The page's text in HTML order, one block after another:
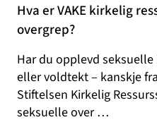
Hva er VAKE kirkelig
overgrep?
Har du opplevd
eller voldtekt – kanskje
Stiftelsen Kirkelig
seksuelle over …